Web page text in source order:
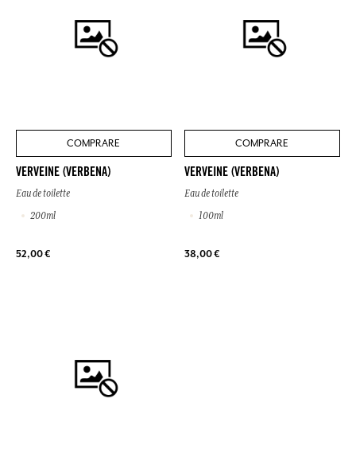
COMPRARE
VERVEINE (VERBENA)
Eau de toilette
200ml
52,00 €
COMPRARE
VERVEINE (VERBENA)
Eau de toilette
100ml
38,00 €